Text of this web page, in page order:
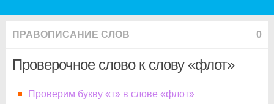
ПРАВОПИСАНИЕ СЛОВ 0
Проверочное слово к слову «флот»
Проверим букву «т» в слове «флот»